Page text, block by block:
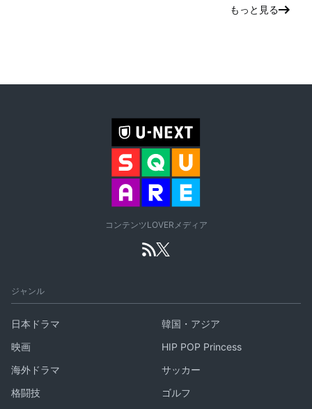
もっと見る
コンテンツLOVERメディア
ジャンル
日本ドラマ
韓国・アジア
映画
HIP POP Princess
海外ドラマ
サッカー
格闘技
ゴルフ